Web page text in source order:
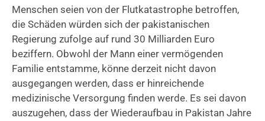
Menschen seien von der Flutkatastrophe betroffen,
die Schäden würden sich der pakistanischen
Regierung zufolge auf rund 30 Milliarden Euro
beziffern. Obwohl der Mann einer vermögenden
Familie entstamme, könne derzeit nicht davon
ausgegangen werden, dass er hinreichende
medizinische Versorgung finden werde. Es sei davon
auszugehen, dass der Wiederaufbau in Pakistan Jahre